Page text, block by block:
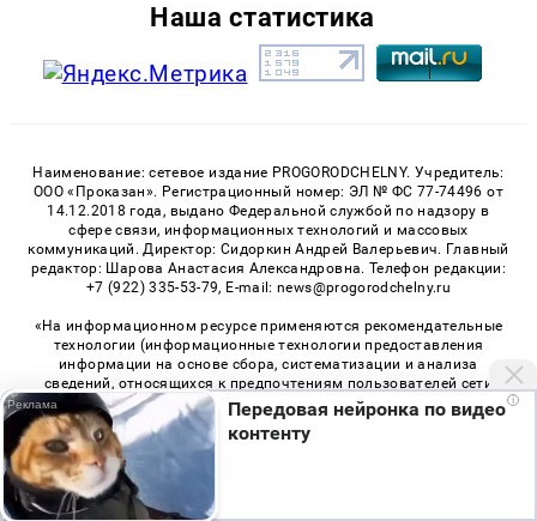
Наша статистика
Наименование: сетевое издание PROGORODCHELNY. Учредитель:
ООО «Проказан». Регистрационный номер: ЭЛ № ФС 77-74496 от
14.12.2018 года, выдано Федеральной службой по надзору в
сфере связи, информационных технологий и массовых
коммуникаций. Директор: Сидоркин Андрей Валерьевич. Главный
редактор: Шарова Анастасия Александровна. Телефон редакции:
+7 (922) 335-53-79, E-mail: news@progorodchelny.ru
«На информационном ресурсе применяются рекомендательные
технологии (информационные технологии предоставления
информации на основе сбора, систематизации и анализа
сведений, относящихся к предпочтениям пользователей сети
«Интернет», находящихся на территории Российской
Федерации)». Правила применения рекомендательных
технологий в виджетах рекламно-обменной сети
i
Передовая нейронка по видео
контенту